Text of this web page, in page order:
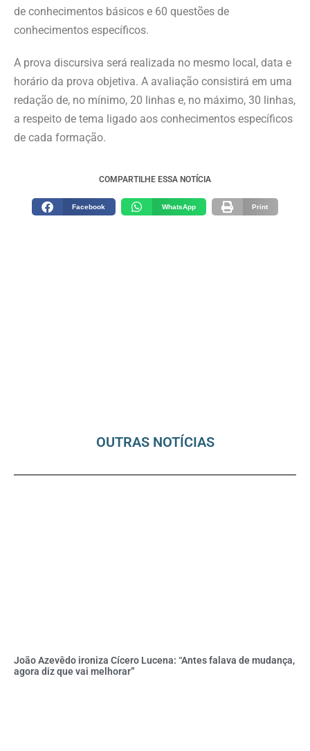
de conhecimentos básicos e 60 questões de
conhecimentos específicos.
A prova discursiva será realizada no mesmo local, data e
horário da prova objetiva. A avaliação consistirá em uma
redação de, no mínimo, 20 linhas e, no máximo, 30 linhas,
a respeito de tema ligado aos conhecimentos específicos
de cada formação.
COMPARTILHE ESSA NOTÍCIA
Facebook WhatsApp Print
OUTRAS NOTÍCIAS
João Azevêdo ironiza Cícero Lucena: “Antes falava de mudança,
agora diz que vai melhorar”